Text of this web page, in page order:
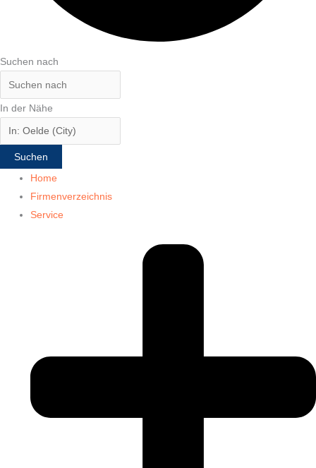
Suchen nach
In der Nähe
Suchen
Home
Firmenverzeichnis
Service